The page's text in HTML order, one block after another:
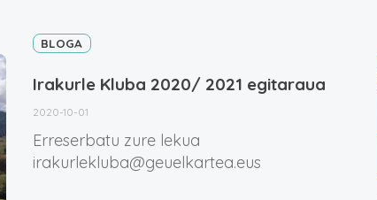
BLOGA
Irakurle Kluba 2020/ 2021 egitaraua
2020-10-01
Erreserbatu zure lekua
irakurlekluba@geuelkartea.eus